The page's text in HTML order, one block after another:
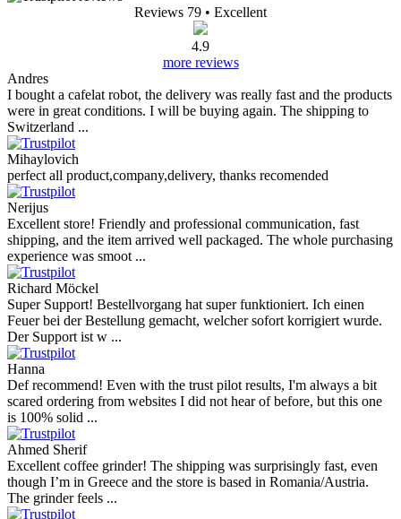
Reviews 79 • Excellent
4.9
more reviews
Andres
I bought a cafelat robot, the delivery was really fast and the products
were in great conditions. I will be buying again. The shipping to
Switzerland ...
Mihaylovich
perfect all product,company,delivery, thanks recomended
Nerijus
Excellent store! Friendly and professional communication, fast
shipping, and the item arrived well packaged. The whole purchasing
experience was smoot ...
Richard Möckel
Super Support! Bestellvorgang hat super funktioniert. Ich einen
Feuer bei der Bestellung gemacht, welcher sofort korrigiert wurde.
Der Support ist w ...
Hanna
Def recommend! Even with the trust pilot results, I'm always a bit
scared ordering from websites I did not hear of before, but this one
is 100% solid ...
Ahmed Sherif
Excellent coffee grinder! The shipping was surprisingly fast, even
though I’m in Greece and the store is based in Romania/Austria.
The grinder feels ...